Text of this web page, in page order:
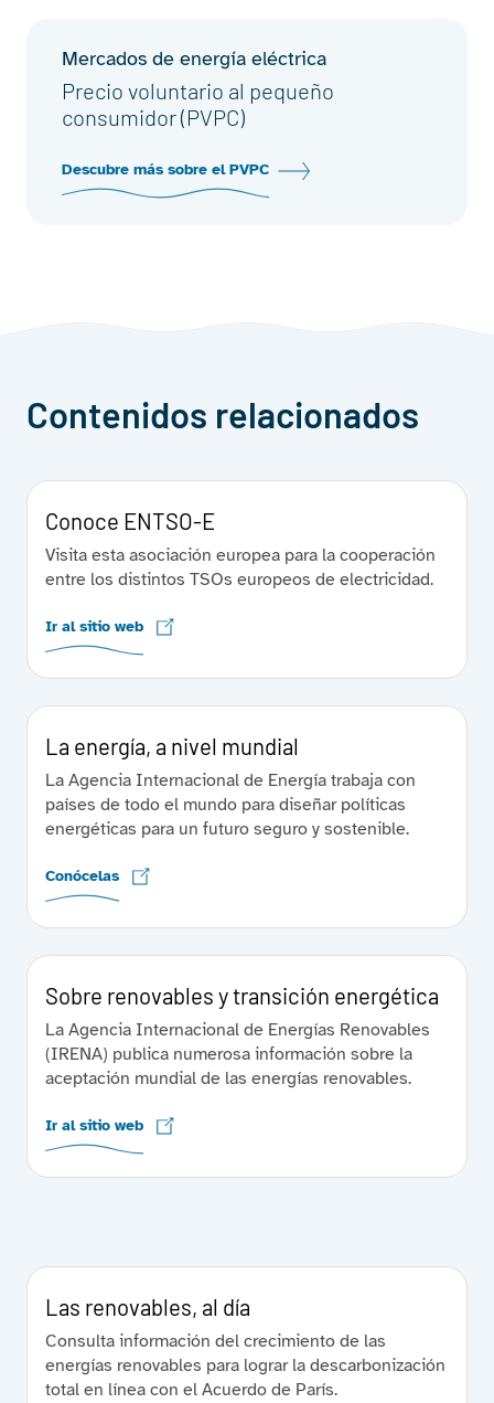
Mercados de energía eléctrica
Precio voluntario al pequeño
consumidor (PVPC)
Descubre más sobre el PVPC
Contenidos relacionados
Conoce ENTSO-E
Visita esta asociación europea para la cooperación
entre los distintos TSOs europeos de electricidad.
Ir al sitio web
La energía, a nivel mundial
La Agencia Internacional de Energía trabaja con
países de todo el mundo para diseñar políticas
energéticas para un futuro seguro y sostenible.
Conócelas
Sobre renovables y transición energética
La Agencia Internacional de Energías Renovables
(IRENA) publica numerosa información sobre la
aceptación mundial de las energías renovables.
Ir al sitio web
Las renovables, al día
Consulta información del crecimiento de las
energías renovables para lograr la descarbonización
total en línea con el Acuerdo de París.